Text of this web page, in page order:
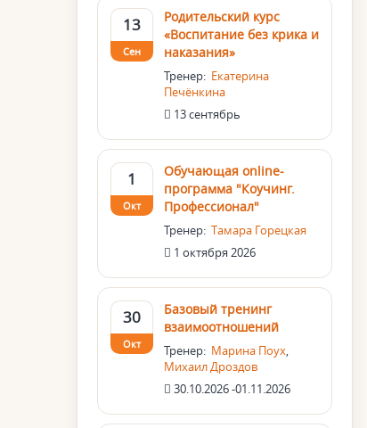
13
Сен
Родительский курс
«Воспитание без крика и
наказания»
Тренер: Екатерина
Печёнкина
13 сентябрь
1
Окт
Обучающая online-
программа "Коучинг.
Профессионал"
Тренер: Тамара Горецкая
1 октября 2026
30
Окт
Базовый тренинг
взаимоотношений
Тренер: Марина Поух,
Михаил Дроздов
30.10.2026 -01.11.2026